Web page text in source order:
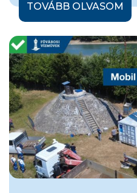
TOVÁBB OLVASOM